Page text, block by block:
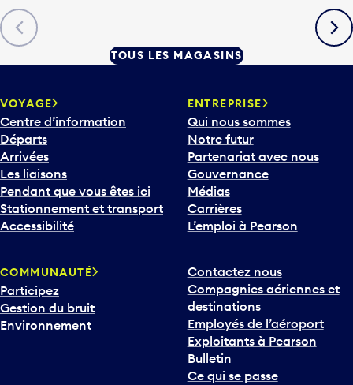
Précédent
TOUS LES MAGASINS
VOYAGE
Centre d’information
Départs
Arrivées
Les liaisons
Pendant que vous êtes ici
Stationnement et transport
Accessibilité
ENTREPRISE
Qui nous sommes
Notre futur
Partenariat avec nous
Gouvernance
Médias
Carrières
L’emploi à Pearson
COMMUNAUTÉ
Participez
Gestion du bruit
Environnement
Contactez nous
Compagnies aériennes et
destinations
Employés de l’aéroport
Exploitants à Pearson
Bulletin
Ce qui se passe